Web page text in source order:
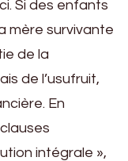
Si des enfants
mère survivante
de la
de l’usufruit,
En
intégrale »,